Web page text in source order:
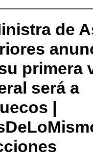
de
primera
será a
|